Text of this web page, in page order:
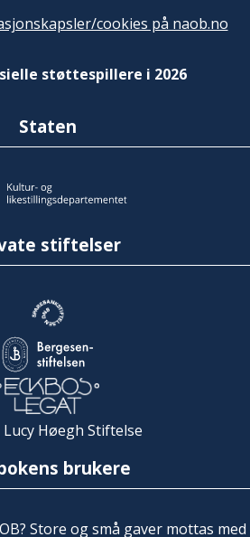
cookies på naob.no
støttespillere i 2026
Staten
stiftelser
Høegh Stiftelse
brukere
Store og små gaver mottas med